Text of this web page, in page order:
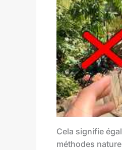
Cela signifie
méthodes